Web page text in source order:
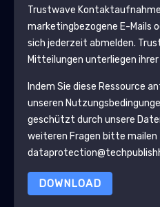
Trustwave
marketingbezogene E-Mails
sich jederzeit abmelden.
Mitteilungen unterliegen
Indem Sie diese Ressource
unseren
geschützt durch unsere
weiteren Fragen bitte mailen
DOWNLOAD